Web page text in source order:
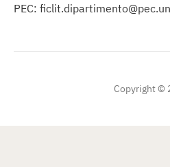
PEC:
Copyright ©